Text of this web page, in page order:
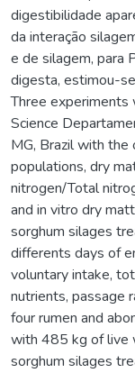
digestibilidade
da interação
e de silagem, para
digesta, estimou-
Three
Science
MG, Brazil with
populations, dry
nitrogen/Total
and in vitro dry
sorghum silages
differents days of
voluntary intake,
nutrients, passage
four rumen and
with 485 kg of live
sorghum silages